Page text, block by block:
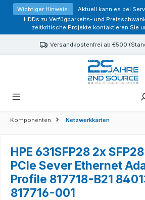
springen
Wichtiger Hinweis:
Aktuell kann es bei
HDDs zu Verfügbarkeits- und
zeitkritische Projekte kontaktieren Sie
Versandkostenfrei ab €500
Komponenten Netzwerkkarten
HPE 631SFP28 2x
PCIe Sever Ethernet
Profile 817718-B21
817716-001